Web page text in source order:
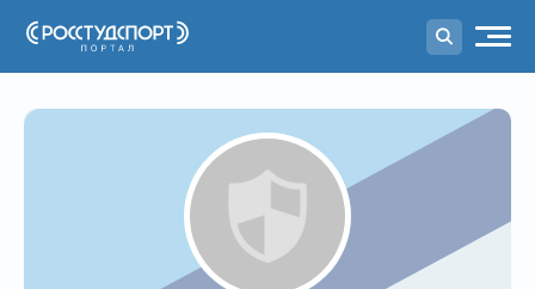
Порталстуденческого спорта
Календарь команды: G5